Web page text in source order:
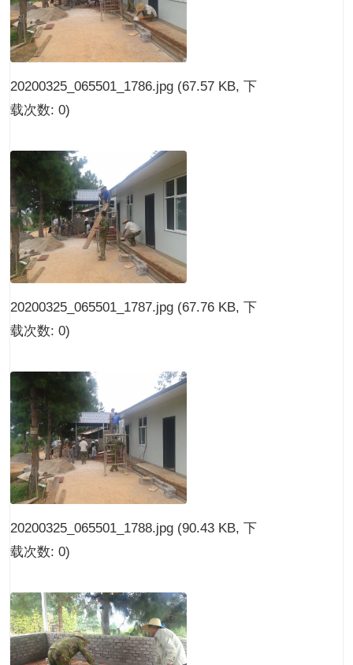
20200325_065501_1786.jpg (67.57 KB, 下
载次数: 0)
20200325_065501_1787.jpg (67.76 KB, 下
载次数: 0)
20200325_065501_1788.jpg (90.43 KB, 下
载次数: 0)